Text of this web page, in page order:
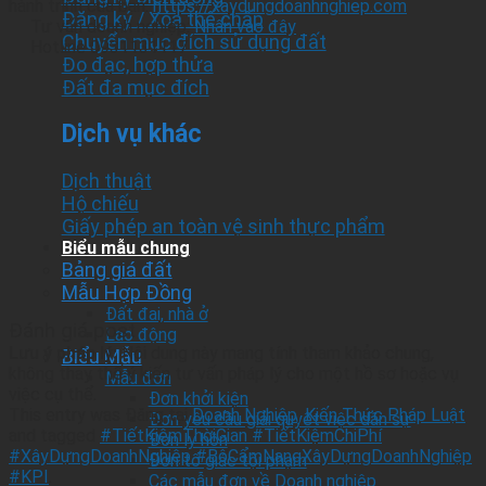
Đăng ký / Xóa thế chấp
Chuyển mục đích sử dụng đất
Đo đạc, hợp thửa
Đất đa mục đích
Dịch vụ khác
Dịch thuật
Hộ chiếu
Giấy phép an toàn vệ sinh thực phẩm
Biểu mẫu chung
Bảng giá đất
Mẫu Hợp Đồng
Đất đai, nhà ở
Lao động
Biểu Mẫu
Mẫu đơn
Đơn khởi kiện
Đơn yêu cầu giải quyết việc dân sự
Đơn ly hôn
Đơn tố giác tội phạm
Các mẫu đơn về Doanh nghiệp
hành trình của bạn:https://xaydungdoanhnghiep.com
Tư vấn doanh nghiệp:Nhấn vào đây
Hotline 0931131117
Đánh giá post
Lưu ý pháp lý:Nội dung này mang tính tham khảo chung,
không thay thế ý kiến tư vấn pháp lý cho một hồ sơ hoặc vụ
This entry was Đăng tạiDoanh Nghiệp,Kiến Thức Pháp Luật
#TiếtKiệmThờiGian #TiếtKiệmChiPhí
#XâyDựngDoanhNghiệp #BộCẩmNangXâyDựngDoanhNghiệp
#KPI